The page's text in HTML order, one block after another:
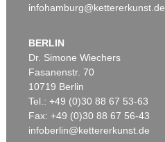
infohamburg@kettererkunst.de
BERLIN
Dr. Simone Wiechers
Fasanenstr. 70
10719 Berlin
Tel.: +49 (0)30 88 67 53-63
Fax: +49 (0)30 88 67 56-43
infoberlin@kettererkunst.de